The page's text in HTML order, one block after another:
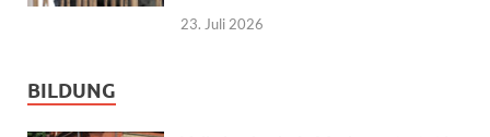
23. Juli 2026
BILDUNG